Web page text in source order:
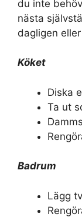
du inte
nästa
dagligen
Köket
Diska
Ta ut
Badrum
Lägg